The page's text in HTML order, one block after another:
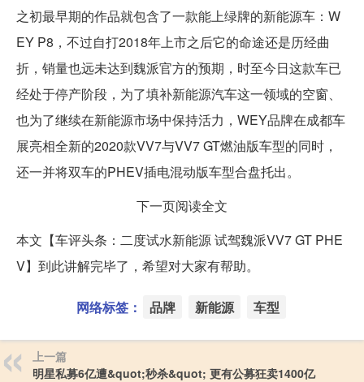
之初最早期的作品就包含了一款能上绿牌的新能源车：W
EY P8，不过自打2018年上市之后它的命途还是历经曲
折，销量也远未达到魏派官方的预期，时至今日这款车已
经处于停产阶段，为了填补新能源汽车这一领域的空窗、
也为了继续在新能源市场中保持活力，WEY品牌在成都车
展亮相全新的2020款VV7与VV7 GT燃油版车型的同时，
还一并将双车的PHEV插电混动版车型合盘托出。
下一页阅读全文
本文【车评头条：二度试水新能源 试驾魏派VV7 GT PHE
V】到此讲解完毕了，希望对大家有帮助。
网络标签： 品牌 新能源 车型
上一篇
明星私募6亿遭&quot;秒杀&quot; 更有公募狂卖1400亿